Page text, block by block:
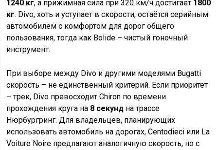
1240 кг, а прижимная сила при 320 км/ч достигает 1800
кг. Divo, хоть и уступает в скорости, остаётся серийным
автомобилем с комфортом для дорог общего
пользования, тогда как Bolide – чистый гоночный
инструмент.
При выборе между Divo и другими моделями Bugatti
скорость – не единственный критерий. Если приоритет
– трек, Divo превосходит Chiron по времени
прохождения круга на 8 секунд на трассе
Нюрбургринг. Для владельцев, планирующих
использовать автомобиль на дорогах, Centodieci или La
Voiture Noire предлагают аналогичную скорость, но с